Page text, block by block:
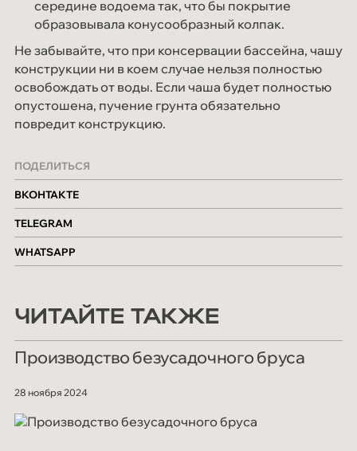
середине водоема так, что бы покрытие
образовывала конусообразный колпак.
Не забывайте, что при консервации бассейна, чашу
конструкции ни в коем случае нельзя полностью
освобождать от воды. Если чаша будет полностью
опустошена, пучение грунта обязательно
повредит конструкцию.
ПОДЕЛИТЬСЯ
ВКОНТАКТЕ
TELEGRAM
WHATSAPP
ЧИТАЙТЕ ТАКЖЕ
Производство безусадочного бруса
28 ноября 2024